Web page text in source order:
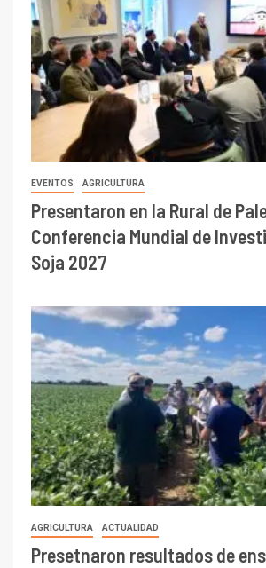
EVENTOS AGRICULTURA
Presentaron en la Rural de
Conferencia Mundial de
Soja 2027
AGRICULTURA ACTUALIDAD
Presetnaron resultados de